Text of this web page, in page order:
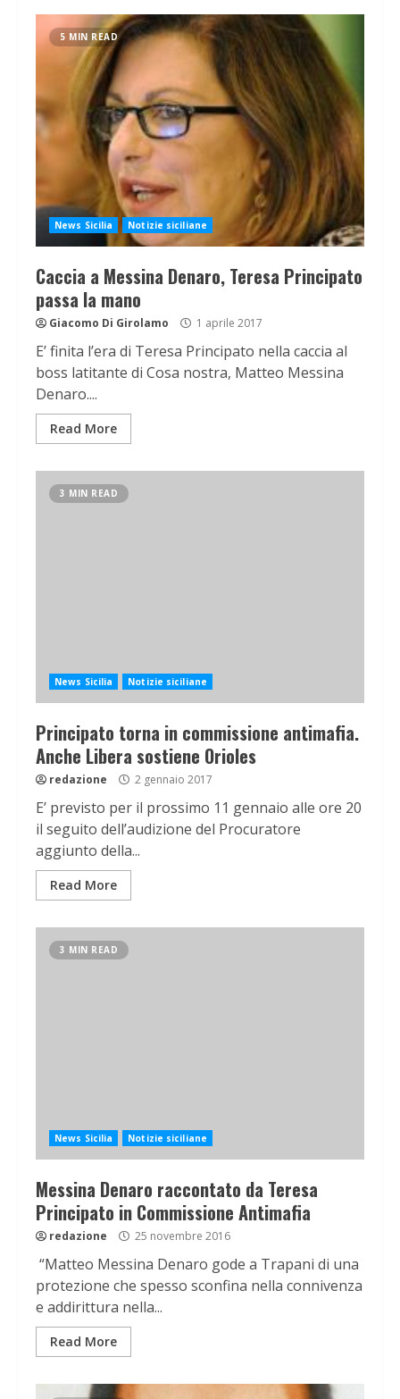
5 MIN READ
News Sicilia Notizie siciliane
Caccia a Messina Denaro, Teresa Principato
passa la mano
Giacomo Di Girolamo 1 aprile 2017
E’ finita l’era di Teresa Principato nella caccia al
boss latitante di Cosa nostra, Matteo Messina
Denaro....
Read More
3 MIN READ
News Sicilia Notizie siciliane
Principato torna in commissione antimafia.
Anche Libera sostiene Orioles
redazione 2 gennaio 2017
E’ previsto per il prossimo 11 gennaio alle ore 20
il seguito dell’audizione del Procuratore
aggiunto della...
Read More
3 MIN READ
News Sicilia Notizie siciliane
Messina Denaro raccontato da Teresa
Principato in Commissione Antimafia
redazione 25 novembre 2016
“Matteo Messina Denaro gode a Trapani di una
protezione che spesso sconfina nella connivenza
e addirittura nella...
Read More